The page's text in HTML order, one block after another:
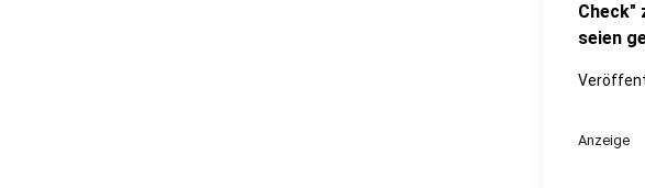
Check"
seien
Anzeige